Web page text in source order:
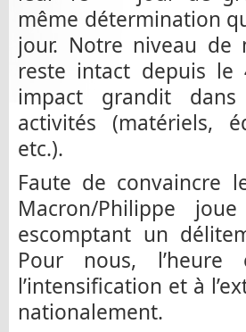
même détermination
jour. Notre niveau de
reste intact depuis le
impact grandit
activités (matériels,
etc.).
Faute de convaincre
Macron/Philippe
escomptant un
Pour nous,
l’intensification et à
nationalement.